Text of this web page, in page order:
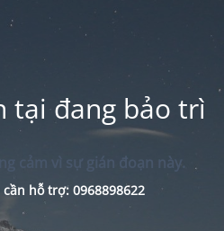
tại đang bảo trì
cảm vì sự gián đoạn này.
hỗ trợ: 0968898622